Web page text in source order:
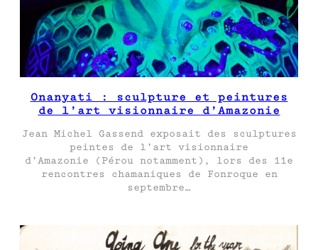
Onanyati : sculpture et peintures
de l’art visionnaire d’Amazonie
Jean Michel Gassend exposait des sculptures
peintes de l’art visionnaire
d’Amazonie (Pérou notamment), lors des 11e
rencontres chamaniques de Fonroque en
septembre…